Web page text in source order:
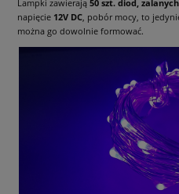
Lampki zawierają 50 szt. diod,
napięcie 12V DC , pobór mocy, to
można go dowolnie formować.